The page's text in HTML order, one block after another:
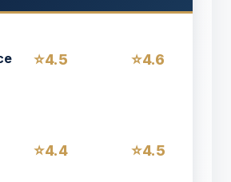
4.5 4.6
4.4 4.5